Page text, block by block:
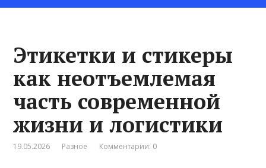
Этикетки и стикеры
как неотъемлемая
часть современной
жизни и логистики
19.05.2026 Разное Комментарии: 0